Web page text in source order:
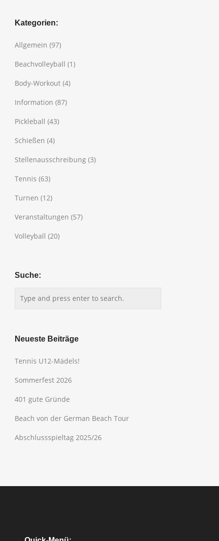
Kategorien:
Allgemein (97)
Beachvolleyball (1)
Body-Workout (4)
Information (87)
Pickleball (43)
Schießen (4)
Stellenausschreibung (3)
Tennis (63)
Turnen (12)
Veranstaltungen (57)
Volleyball (20)
Suche:
Neueste Beiträge
Tennis U12-Mädels!
Sommerfest 2026
401 gute Gründe
Beach von der German Beach Tour
Abschlussspieltag 2025/26